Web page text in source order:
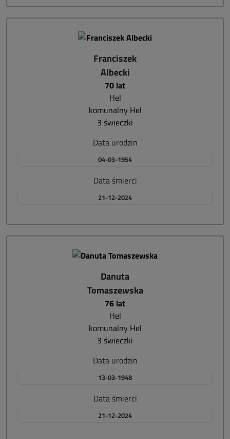
Franciszek
Albecki
70 lat
Hel
komunalny Hel
3 świeczki
Data urodzin
04-03-1954
Data śmierci
21-12-2024
Danuta
Tomaszewska
76 lat
Hel
komunalny Hel
3 świeczki
Data urodzin
13-03-1948
Data śmierci
21-12-2024